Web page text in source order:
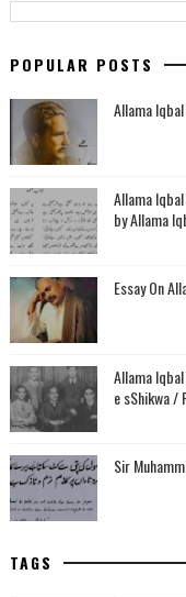
POPULAR POSTS
Allama
Allama
by Allama
Essay On
Allama
e sShikwa /
Sir
TAGS